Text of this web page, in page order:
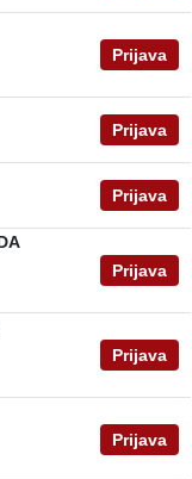
Prijava
Prijava
Prijava
Prijava
Prijava
Prijava